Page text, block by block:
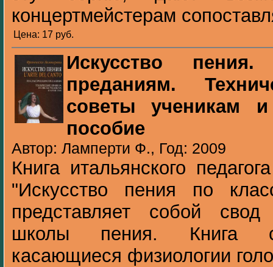
концертмейстерам
Цена: 17 pуб.
Искусство
преданиям.
советы ученикам
пособие
Автор: Ламперти Ф., Год: 2009
Книга итальянского
"Искусство пения по
представляет собой свод
школы пения. Книга
касающиеся физиологии